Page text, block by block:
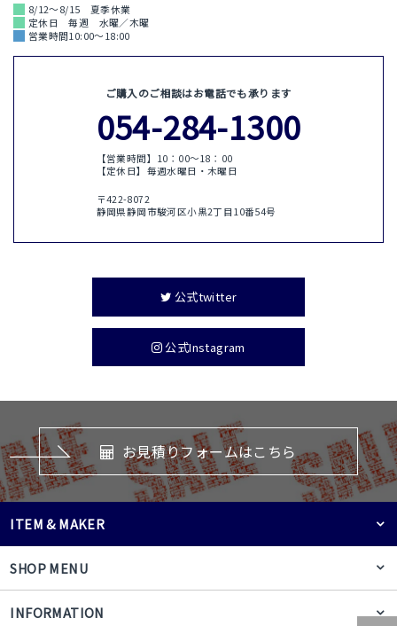
8/12～8/15 夏季休業
定休日 毎週 水曜／木曜
営業時間10:00～18:00
ご購入のご相談はお電話でも承ります
054-284-1300
【営業時間】10：00〜18：00
【定休日】毎週水曜日・木曜日
〒422-8072
静岡県静岡市駿河区小黒2丁目10番54号
公式twitter
公式Instagram
お見積りフォームはこちら
SHOP MENU
ITEM & MAKER
INFORMATION